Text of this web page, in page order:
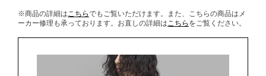
※商品の詳細はこちらでもご覧いただけます。また、こちらの商品はメ
ーカー修理も承っております。お直しの詳細はこちら をご覧ください。